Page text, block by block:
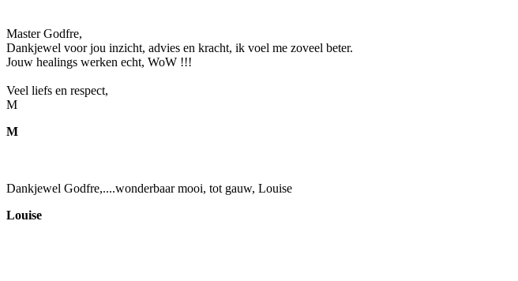
Master Godfre,
Dankjewel voor jou inzicht, advies en kracht, ik voel me zoveel beter.
Jouw healings werken echt, WoW !!!
Veel liefs en respect,
M
M
Dankjewel Godfre,....wonderbaar mooi, tot gauw, Louise
Louise